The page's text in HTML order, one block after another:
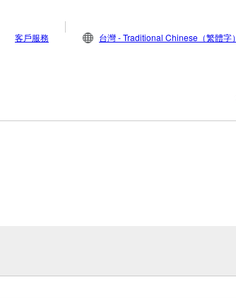
客戶服務 台灣 - Traditional Chinese（繁體字）